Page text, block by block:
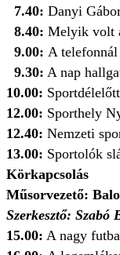
7.40: Danyi
8.40: Melyik volt
9.00: A
9.30: A nap
10.00: Sportdélelőtt
12.00: Sporthely
12.40: Nemzeti
13.00: Sportolók
Körkapcsolás
Műsorvezető:
Szerkesztő: Szabó
15.00: A nagy